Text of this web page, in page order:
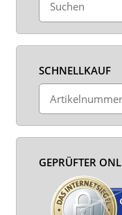
SCHNELLKAUF
GEPRÜFTER